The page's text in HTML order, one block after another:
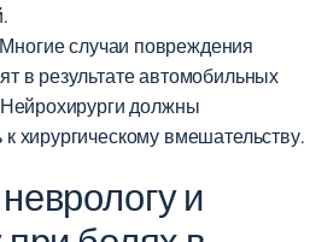
Многие случаи повреждения
в результате автомобильных
должны
хирургическому вмешательству.
и